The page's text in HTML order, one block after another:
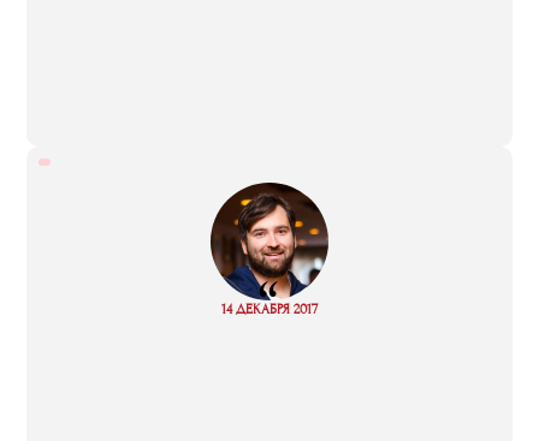
“
14 ДЕКАБРЯ 2017
Read